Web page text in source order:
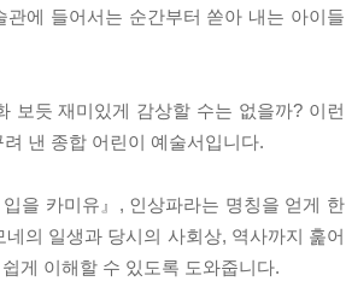
에 들어서는 순간부터 쏟아 내는 아이들
보듯 재미있게 감상할 수는 없을까? 이런
낸 종합 어린이 예술서입니다.
을 카미유』, 인상파라는 명칭을 얻게 한
의 일생과 당시의 사회상, 역사까지 훑어
게 이해할 수 있도록 도와줍니다.